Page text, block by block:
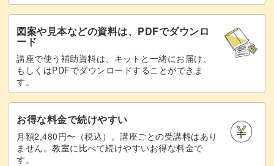
図案や見本などの資料は、PDFでダウンロ
ード
講座で使う補助資料は、キットと一緒にお届け、
もしくはPDFでダウンロードすることができま
す。
お得な料金で続けやすい
月額2,480円〜（税込）。講座ごとの受講料はあり
ません。教室に比べて続けやすいお得な料金で
す。